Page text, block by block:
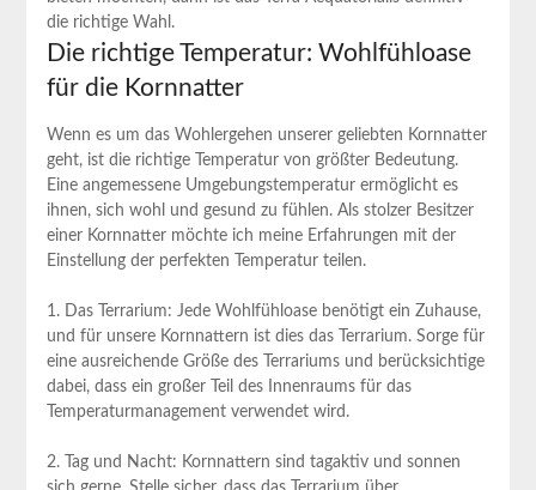
die richtige Wahl.
Die richtige Temperatur: Wohlfühloase
für die Kornnatter
Wenn es um das Wohlergehen unserer geliebten Kornnatter
geht, ist die richtige Temperatur von größter Bedeutung.
Eine angemessene Umgebungstemperatur ermöglicht es
ihnen, sich wohl und gesund zu fühlen. Als stolzer Besitzer
einer Kornnatter möchte ich meine Erfahrungen mit der
Einstellung der perfekten Temperatur teilen.
1. Das Terrarium: Jede Wohlfühloase benötigt ein Zuhause,
und für unsere Kornnattern ist dies das Terrarium. Sorge für
eine ausreichende Größe des Terrariums und berücksichtige
dabei, dass ein großer Teil des Innenraums für das
Temperaturmanagement verwendet wird.
2. Tag und Nacht: Kornnattern sind tagaktiv und sonnen